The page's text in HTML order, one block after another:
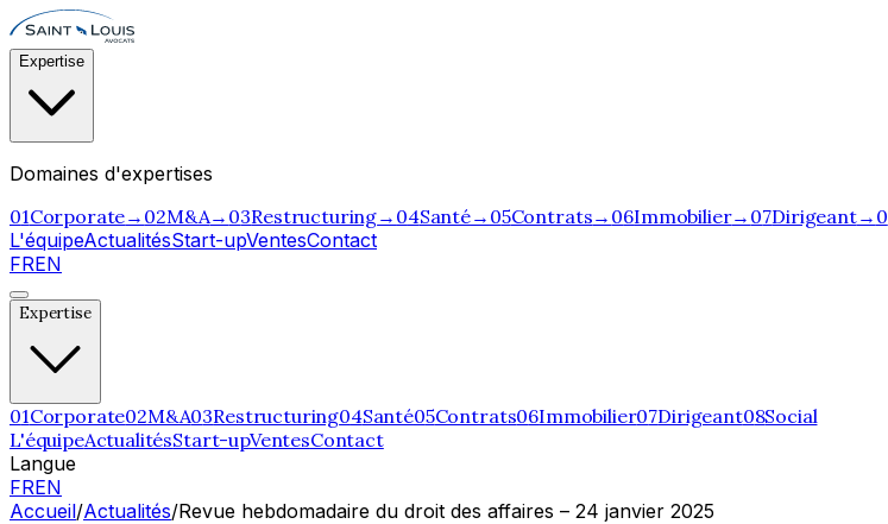
Expertise
Domaines d'expertises
01Corporate→ 02M&A→ 03Restructuring→ 04Santé→ 05Contrats→ 06Immobilier→ 07Dirigeant→ 0
L'équipeActualitésStart-upVentesContact
FREN
Expertise
01Corporate02M&A03Restructuring04Santé05Contrats06Immobilier07Dirigeant08Social
L'équipeActualitésStart-upVentesContact
Langue
FREN
Accueil/Actualités/Revue hebdomadaire du droit des affaires – 24 janvier 2025